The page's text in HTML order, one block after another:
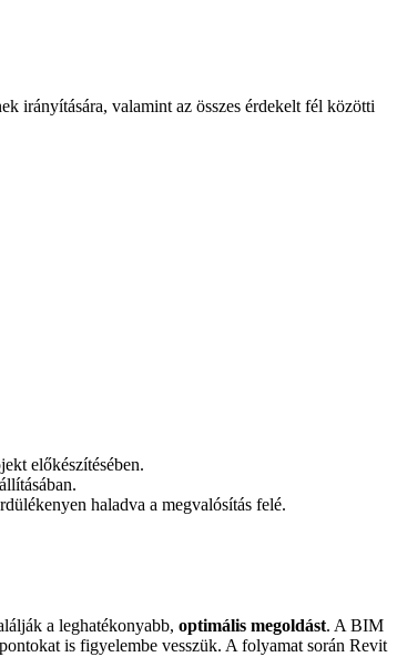
irányítására, valamint az összes érdekelt fél közötti
előkészítésében.
haladva a megvalósítás felé.
a leghatékonyabb, optimális megoldást. A BIM
is figyelembe vesszük. A folyamat során Revit